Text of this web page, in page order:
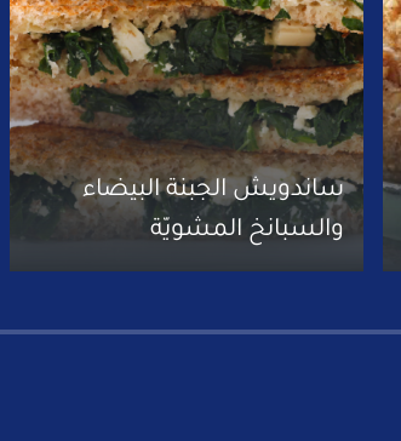
ساندويش الجبنة البيضاء
والسبانخ المشويّة